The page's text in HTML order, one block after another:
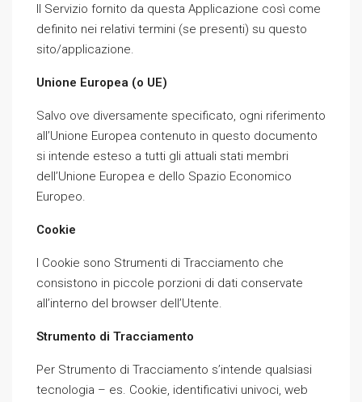
Il Servizio fornito da questa Applicazione così come
definito nei relativi termini (se presenti) su questo
sito/applicazione.
Unione Europea (o UE)
Salvo ove diversamente specificato, ogni riferimento
all’Unione Europea contenuto in questo documento
si intende esteso a tutti gli attuali stati membri
dell’Unione Europea e dello Spazio Economico
Europeo.
Cookie
I Cookie sono Strumenti di Tracciamento che
consistono in piccole porzioni di dati conservate
all’interno del browser dell’Utente.
Strumento di Tracciamento
Per Strumento di Tracciamento s’intende qualsiasi
tecnologia – es. Cookie, identificativi univoci, web